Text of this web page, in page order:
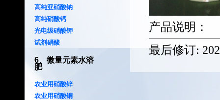
高纯亚硝酸钠
高纯硝酸钙
光电级硝酸钾
试剂硝酸
6、 微量元素水溶
肥
农业用硝酸锌
农业用硝酸铜
产品说明：
最后修订: